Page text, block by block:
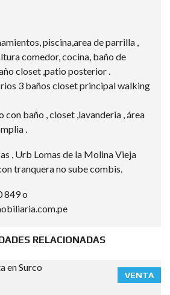
piscina,area de parrilla ,
comedor, cocina, baño de
closet ,patio posterior .
3 baños closet principal walking
baño , closet ,lavanderia , área
.
, Urb Lomas de la Molina Vieja
tranquera no sube combis.
849 o
RELACIONADAS
VENTA